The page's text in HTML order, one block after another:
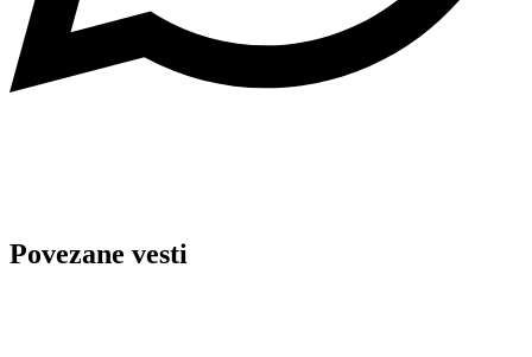
Povezane vesti